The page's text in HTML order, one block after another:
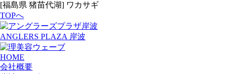
[福島県 猪苗代湖] ワカサギ
TOPへ
ANGLERS PLAZA 岸波
HOME
会社概要